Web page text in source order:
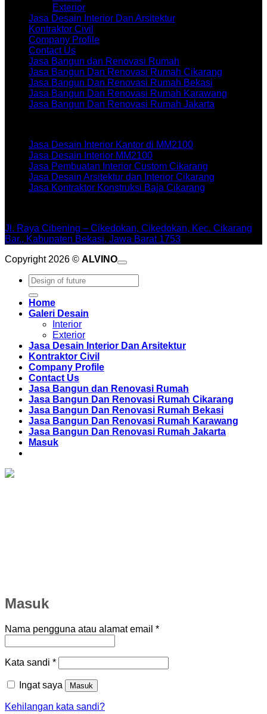
Exterior
Jasa Desain Interior Dan Arsitektur
Kontraktor Civil
Company Profile
Contact Us
Jasa Bangun dan Renovasi Rumah
Jasa Bangun Dan Renovasi Rumah Cikarang
Jasa Bangun Dan Renovasi Rumah Bekasi
Jasa Bangun Dan Renovasi Rumah Karawang
Jasa Bangun Dan Renovasi Rumah Jakarta
Jasa Desain Interior Kantor di MM2100
Jasa Desain Interior MM2100
Jasa Pembuatan Interior Custom Cikarang
Jasa Desain Arsitektur dan Interior Cikarang
Jasa Kontraktor Konstruksi Baja Cikarang
Jl. Raya Cibening – Cikedokan, Cikedokan, Kec. Cikarang
Bar., Kabupaten Bekasi, Jawa Barat 1753
Copyright 2026 © ALVINO
Pencarian
untuk:
Home
Galeri Desain
Interior
Exterior
Jasa Desain Interior Dan Arsitektur
Kontraktor Civil
Company Profile
Contact Us
Jasa Bangun dan Renovasi Rumah
Jasa Bangun Dan Renovasi Rumah Cikarang
Jasa Bangun Dan Renovasi Rumah Bekasi
Jasa Bangun Dan Renovasi Rumah Karawang
Jasa Bangun Dan Renovasi Rumah Jakarta
Masuk
Masuk
Nama pengguna atau alamat email *Wajib
Kata sandi *Wajib
Ingat saya Masuk
Kehilangan kata sandi?